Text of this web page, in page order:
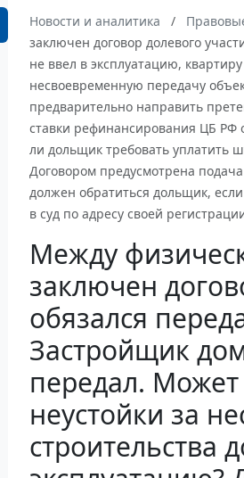
Новости и аналитика
заключен договор долевого
не ввел в эксплуатацию,
несвоевременную передачу
предварительно направить
ставки рефинансирования ЦБ РФ
ли дольщик требовать уплатить
Договором предусмотрена подача
должен обратиться дольщик,
в суд по адресу своей
Между
заключен
обязался
Застройщик
передал. Может
неустойки за
строительства